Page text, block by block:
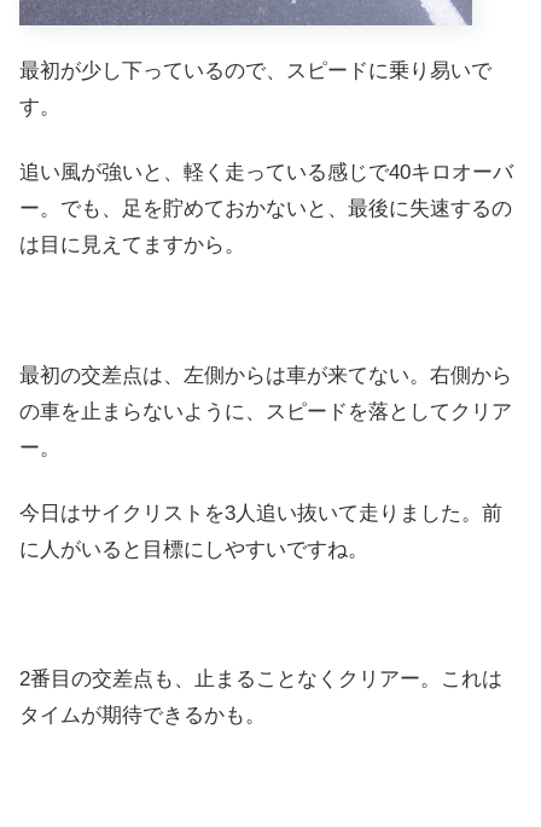
最初が少し下っているので、スピードに乗り易いで
す。
追い風が強いと、軽く走っている感じで40キロオーバ
ー。でも、足を貯めておかないと、最後に失速するの
は目に見えてますから。
最初の交差点は、左側からは車が来てない。右側から
の車を止まらないように、スピードを落としてクリア
ー。
今日はサイクリストを3人追い抜いて走りました。前
に人がいると目標にしやすいですね。
2番目の交差点も、止まることなくクリアー。これは
タイムが期待できるかも。